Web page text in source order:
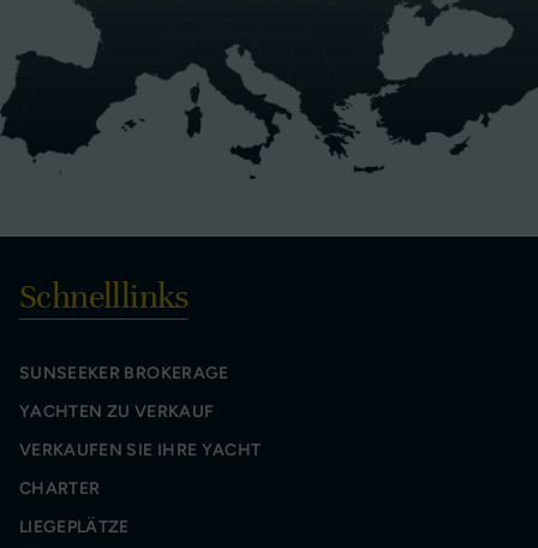
Schnelllinks
SUNSEEKER BROKERAGE
YACHTEN ZU VERKAUF
VERKAUFEN SIE IHRE YACHT
CHARTER
LIEGEPLÄTZE